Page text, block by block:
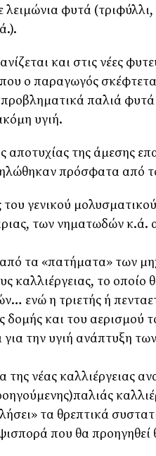
φυτά
και στις νέες
ο παραγωγός
παλιά φυτά
υγιή.
αποτυχίας της άμεσης
πρόσφατα από
γενικού
των νηματωδών κ.ά.
τα «πατήματα» των
καλλιέργειας, το οποίο
ενώ η τριετής ή
δομής και του αερισμού
για την υγιή ανάπτυξη
της νέας καλλιέργειας
τα θρεπτικά
που θα προηγηθεί